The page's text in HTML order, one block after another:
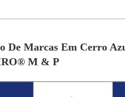
De Marcas Em Cerro
M & P